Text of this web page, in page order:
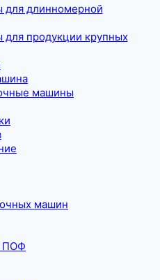
для длинномерной
продукции крупных
машины
машин
ПОФ